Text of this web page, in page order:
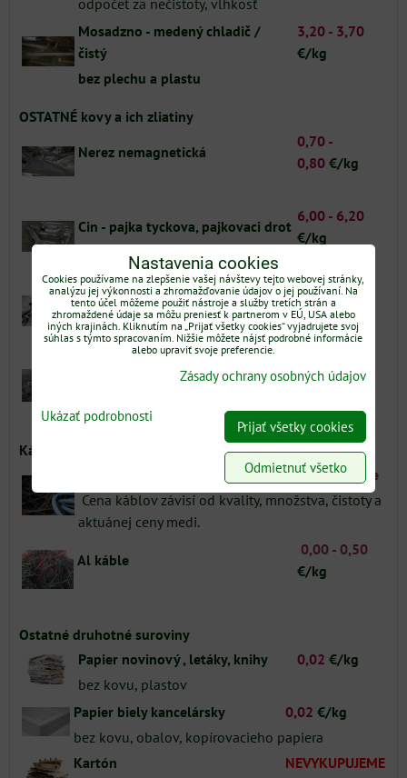
odpočet za nečistoty, vlhkosť
Mosadzno - medený chladič /
čistý
3,20 - 3,70
€/kg
bez plechu a plastu
OSTATNÉ kovy a ich zliatiny
Nerez nemagnetická
0,70 -
0,80 €/kg
Cin - pajka tyckova, pajkovaci drot
6,00 - 6,20
€/kg
podľa chemického zloženia
Olovo - mäkké káblové
0,90 - 1,20
€/kg
cena podľa čistoty, hrúbky a množstva
nový , titan-zinok
€/kg
rafinačný , karburátory , kusový , plech
Káble
individuálne
Cena káblov závisí od kvality, množstva, čistoty a
aktuánej ceny medi.
Al káble
0,00 - 0,50
€/kg
Ostatné druhotné suroviny
Papier novinový , letáky, knihy
0,02 €/kg
bez kovu, plastov
Papier biely kancelársky
0,02 €/kg
bez kovu, obalov, kopírovacieho papiera
Kartón
NEVYKUPUJEME
Nastavenia cookies
Cookies používame na zlepšenie vašej návštevy tejto webovej stránky,
analýzu jej výkonnosti a zhromažďovanie údajov o jej používaní. Na
tento účel môžeme použiť nástroje a služby tretích strán a
zhromaždené údaje sa môžu preniesť k partnerom v EÚ, USA alebo
iných krajinách. Kliknutím na „Prijať všetky cookies“ vyjadrujete svoj
súhlas s týmto spracovaním. Nižšie môžete nájsť podrobné informácie
alebo upraviť svoje preferencie.
Zásady ochrany osobných údajov
Ukázať podrobnosti
Prijať všetky cookies
Odmietnuť všetko